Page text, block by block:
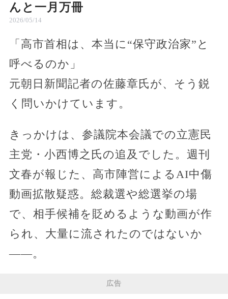
んと一月万冊
2026/05/14
「高市首相は、本当に“保守政治家”と
呼べるのか」
元朝日新聞記者の佐藤章氏が、そう鋭
く問いかけています。
きっかけは、参議院本会議での立憲民
主党・小西博之氏の追及でした。週刊
文春が報じた、高市陣営によるAI中傷
動画拡散疑惑。総裁選や総選挙の場
で、相手候補を貶めるような動画が作
られ、大量に流されたのではないか
――。
広告